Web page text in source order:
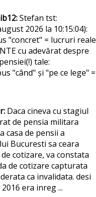
Stefan tst:
2026 la 10:15:04):
"concret" = lucruri reale
cu adevărat despre
tale:
"când" și "pe ce lege" =
Daca cineva cu stagiul
de pensia militara
casa de pensii a
Bucuresti sa ceara
cotizare, va constata
de cotizare capturata
ca invalidata. desi
era inreg ...